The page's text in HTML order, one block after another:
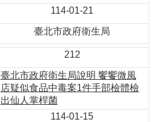
114-01-21
臺北市政府衛生局
212
臺北市政府衛生局說明 饗饗微風
店疑似食品中毒案1件手部檢體檢
出仙人掌桿菌
114-01-15